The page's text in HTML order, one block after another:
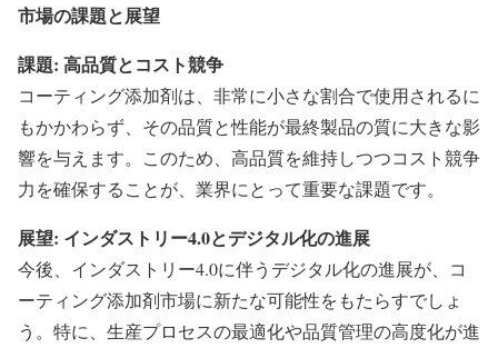
市場の課題と展望
課題: 高品質とコスト競争
コーティング添加剤は、非常に小さな割合で使用されるに
もかかわらず、その品質と性能が最終製品の質に大きな影
響を与えます。このため、高品質を維持しつつコスト競争
力を確保することが、業界にとって重要な課題です。
展望: インダストリー4.0とデジタル化の進展
今後、インダストリー4.0に伴うデジタル化の進展が、コ
ーティング添加剤市場に新たな可能性をもたらすでしょ
う。特に、生産プロセスの最適化や品質管理の高度化が進